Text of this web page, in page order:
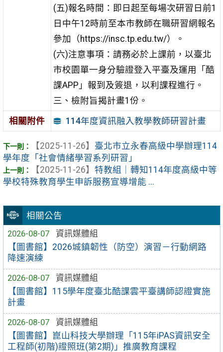
相關公告
2026-08-07
資訊媒體組
【圖書館】2026城鎮韌性（防空）演習－行動網路
降速演練
2026-08-07
資訊媒體組
【圖書館】115學年度臺北酷課雲平臺講師認證實施
計畫
2026-08-07
資訊媒體組
【圖書館】崑山科技大學辦理「115年iPAS資訊安全
工程師(初階)證照班(第2期)」推廣教育課程
(五)報名時間：即日起至每場次研習日前1
日中午12時前至本市教師在職研習網報名
參加（https://insc.tp.edu.tw/）。
(六)注意事項：請務必於上課前，以臺北
市校園單一身分驗證登入平臺及運用「酷
課APP」報到及簽退，以利課程進行。
三、檢附旨揭計畫1份。
相關附件 114年度資訊融入教學教師研習計畫
【2025-11-26】 臺北市立永春高級中學辦理114
學年度「社會情緒學習系列研習」
【2025-11-26】 特教組｜轉知114年度高級中等
學校特殊教育學生申訴服務宣導增能 ...